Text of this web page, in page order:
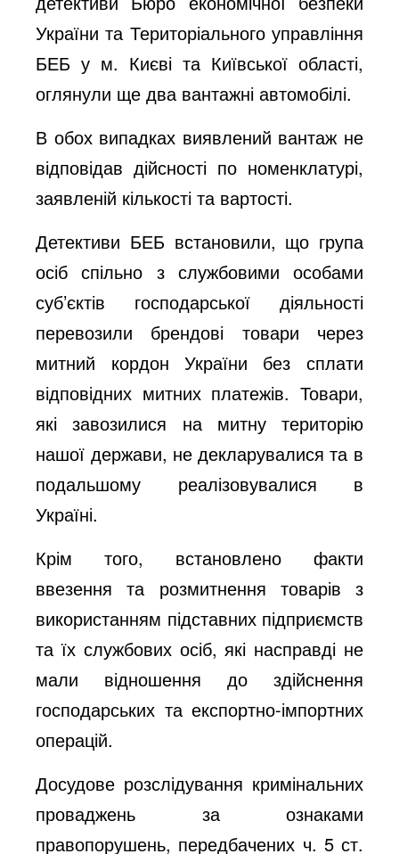
України та Територіального управління
БЕБ у м. Києві та Київської області,
оглянули ще два вантажні автомобілі.
В обох випадках виявлений вантаж не
відповідав дійсності по номенклатурі,
заявленій кількості та вартості.
Детективи БЕБ встановили, що група
осіб спільно з службовими особами
суб’єктів господарської діяльності
перевозили брендові товари через
митний кордон України без сплати
відповідних митних платежів. Товари,
які завозилися на митну територію
нашої держави, не декларувалися та в
подальшому реалізовувалися в
Україні.
Крім того, встановлено факти
ввезення та розмитнення товарів з
використанням підставних підприємств
та їх службових осіб, які насправді не
мали відношення до здійснення
господарських та експортно-імпортних
операцій.
Досудове розслідування кримінальних
проваджень за ознаками
правопорушень, передбачених ч. 5 ст.